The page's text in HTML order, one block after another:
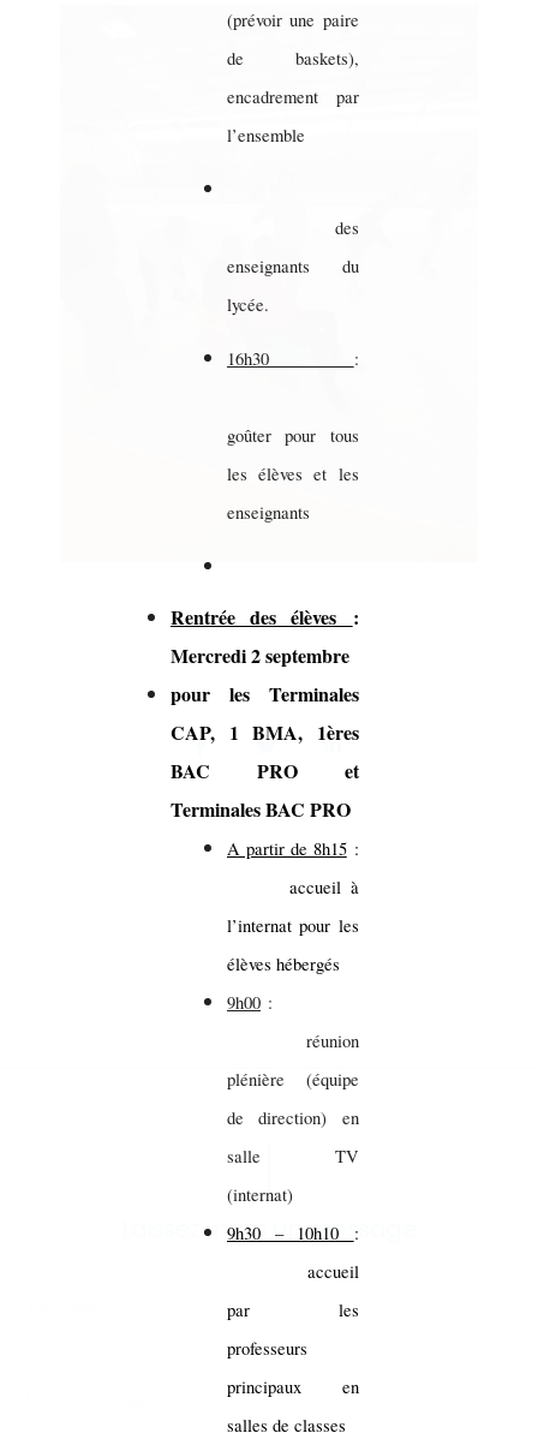
(prévoir une paire
de baskets),
encadrement par
l’ensemble
des
enseignants du
lycée.
16h30 :
goûter pour tous
les élèves et les
enseignants
Rentrée des élèves :
Mercredi 2 septembre
pour les Terminales
CAP, 1 BMA, 1ères
BAC PRO et
Terminales BAC PRO
A partir de 8h15:
accueil à
l’internat pour les
élèves hébergés
9h00 :
réunion
plénière (équipe
de direction) en
salle TV
(internat)
9h30 – 10h10 :
accueil
par les
professeurs
principaux en
salles de classes
Partager sur vos réseaux
Laissez-nous un message